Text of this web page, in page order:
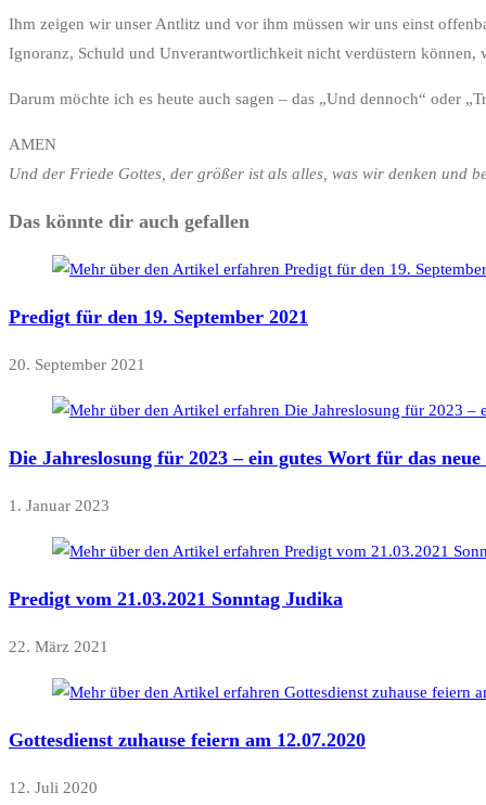
Ihm zeigen wir unser Antlitz und vor ihm müssen wir uns einst
Ignoranz, Schuld und Unverantwortlichkeit nicht verdüstern
Darum möchte ich es heute auch sagen – das „Und dennoch“ oder
AMEN
Und der Friede Gottes, der größer ist als alles, was wir denken und
Das könnte dir auch gefallen
Predigt für den 19. September 2021
20. September 2021
Die Jahreslosung für 2023 – ein gutes Wort für das
1. Januar 2023
Predigt vom 21.03.2021 Sonntag Judika
22. März 2021
Gottesdienst zuhause feiern am 12.07.2020
12. Juli 2020